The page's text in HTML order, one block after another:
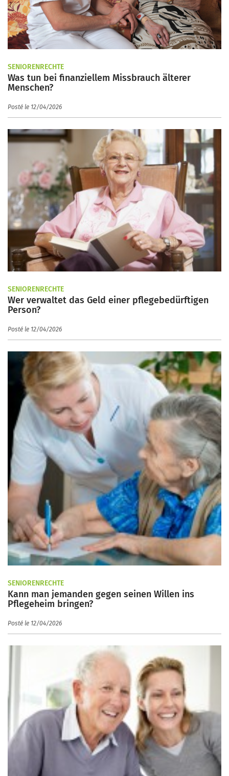
SENIORENRECHTE
Was tun bei finanziellem Missbrauch älterer
Menschen?
Posté le 12/04/2026
SENIORENRECHTE
Wer verwaltet das Geld einer pflegebedürftigen
Person?
Posté le 12/04/2026
SENIORENRECHTE
Kann man jemanden gegen seinen Willen ins
Pflegeheim bringen?
Posté le 12/04/2026